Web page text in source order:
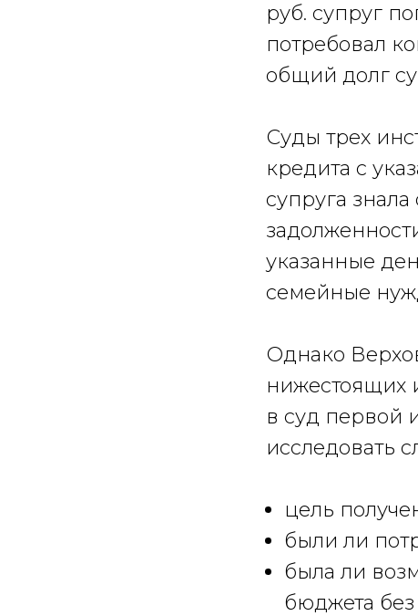
руб. супруг
потребовал
общий долг
Суды трех
кредита с
супруга
указанные
семейные
Однако
нижестоящих
в суд первой
исследовать
цель
были ли
была ли
бюджета